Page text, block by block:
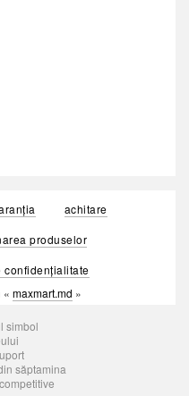
achitare
produselor
confidențialitate
« maxmart.md »
simbol
săptamina